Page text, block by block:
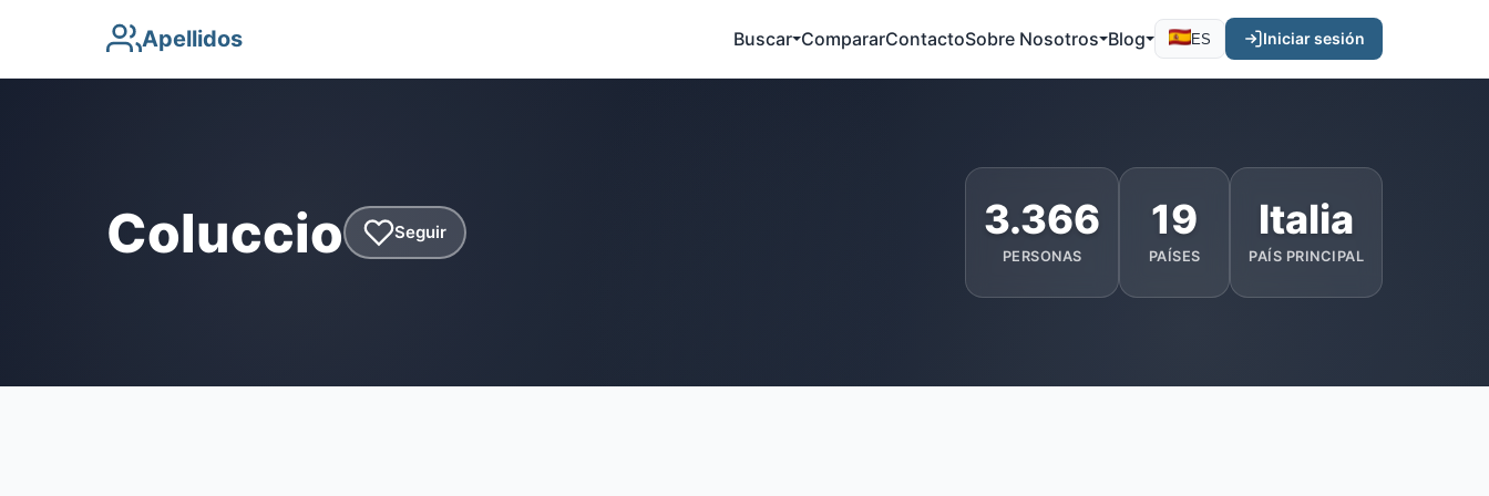
Apellidos Buscar CompararContactoSobre Nosotros Blog ES Iniciar sesión
Coluccio Seguir 3.366
PERSONAS
19
PAÍSES
Italia
PAÍS PRINCIPAL